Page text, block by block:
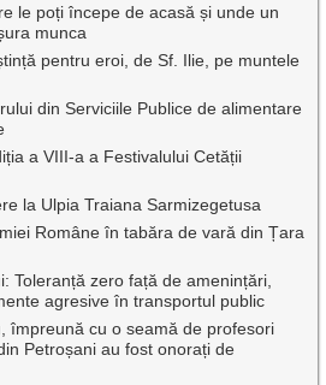
le poți începe de acasă și unde un
munca
pentru eroi, de Sf. Ilie, pe muntele
din Serviciile Publice de alimentare
a VIII-a a Festivalului Cetății
la Ulpia Traiana Sarmizegetusa
Române în tabăra de vară din Țara
Toleranță zero față de amenințări,
agresive în transportul public
împreună cu o seamă de profesori
Petroșani au fost onorați de